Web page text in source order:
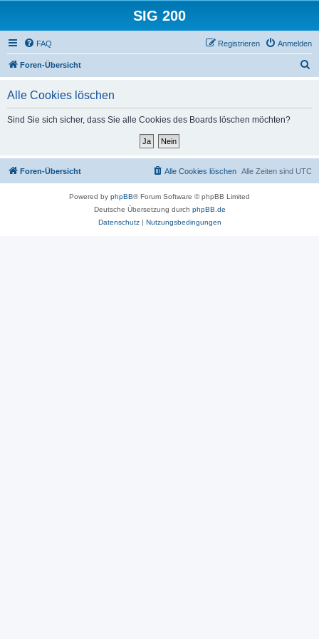
SIG 200
FAQ Anmelden
Registrieren
Foren-Übersicht
Alle Cookies löschen
Sind Sie sich sicher, dass Sie alle Cookies des Boards löschen möchten?
Foren-Übersicht Alle Zeiten sind UTC
Alle Cookies löschen
Powered by phpBB® Forum Software © phpBB Limited
Deutsche Übersetzung durch phpBB.de
Datenschutz| Nutzungsbedingungen